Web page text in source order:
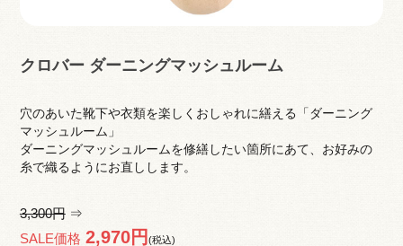
クロバー ダーニングマッシュルーム
穴のあいた靴下や衣類を楽しくおしゃれに繕える「ダーニング
マッシュルーム」
ダーニングマッシュルームを修繕したい箇所にあて、お好みの
糸で織るようにお直しします。
3,300円⇒
SALE価格 2,970円 (税込)